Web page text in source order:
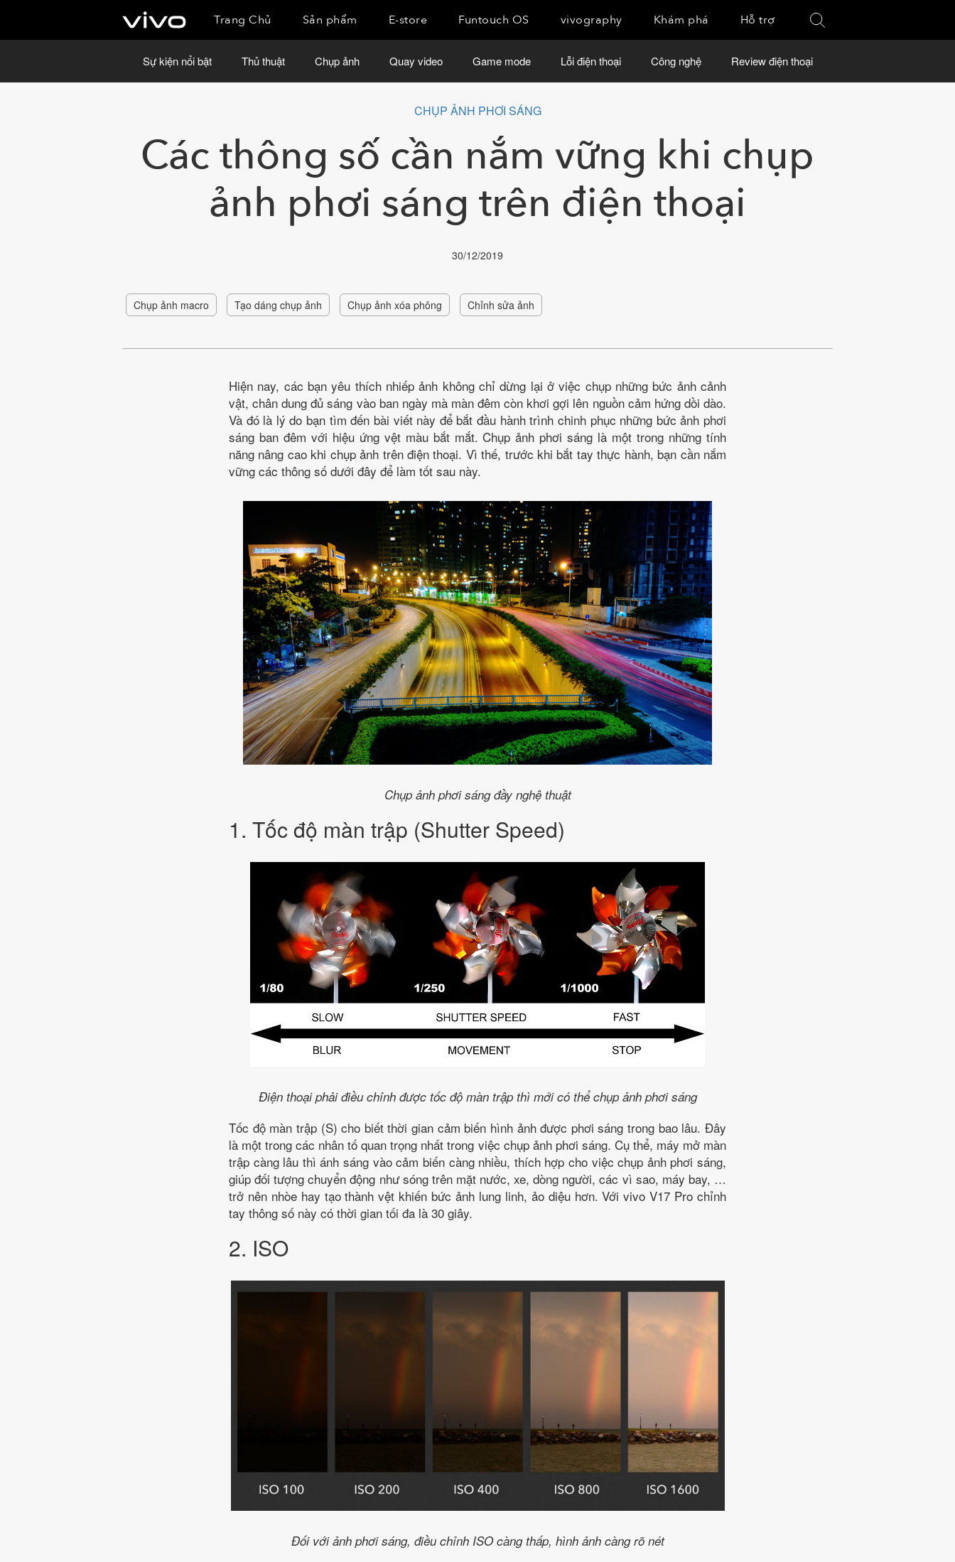
Trang Chủ Sản phẩm E-store Funtouch OS vivography Khám phá Hỗ trợ
Sự kiện nổi bật Thủ thuật Chụp ảnh Quay video Game mode Lỗi điện thoại Công nghệ Review điện thoại
CHỤP ẢNH PHƠI SÁNG
Các thông số cần nắm vững khi chụp
ảnh phơi sáng trên điện thoại
30/12/2019
Chụp ảnh macro Tạo dáng chụp ảnh Chụp ảnh xóa phông Chỉnh sửa ảnh
Hiện nay, các bạn yêu thích nhiếp ảnh không chỉ dừng lại ở việc chụp những bức ảnh cảnh
vật, chân dung đủ sáng vào ban ngày mà màn đêm còn khơi gợi lên nguồn cảm hứng dồi dào.
Và đó là lý do bạn tìm đến bài viết này để bắt đầu hành trình chinh phục những bức ảnh phơi
sáng ban đêm với hiệu ứng vệt màu bắt mắt. Chụp ảnh phơi sáng là một trong những tính
năng nâng cao khi chụp ảnh trên điện thoại. Vì thế, trước khi bắt tay thực hành, bạn cần nắm
vững các thông số dưới đây để làm tốt sau này.
Chụp ảnh phơi sáng đầy nghệ thuật
1. Tốc độ màn trập (Shutter Speed)
Điện thoại phải điều chỉnh được tốc độ màn trập thì mới có thể chụp ảnh phơi sáng
Tốc độ màn trập (S) cho biết thời gian cảm biến hình ảnh được phơi sáng trong bao lâu. Đây
là một trong các nhân tố quan trọng nhất trong việc chụp ảnh phơi sáng. Cụ thể, máy mở màn
trập càng lâu thì ánh sáng vào cảm biến càng nhiều, thích hợp cho việc chụp ảnh phơi sáng,
giúp đối tượng chuyển động như sóng trên mặt nước, xe, dòng người, các vì sao, máy bay, …
trở nên nhòe hay tạo thành vệt khiến bức ảnh lung linh, ảo diệu hơn. Với vivo V17 Pro chỉnh
tay thông số này có thời gian tối đa là 30 giây.
2. ISO
Đối với ảnh phơi sáng, điều chỉnh ISO càng thấp, hình ảnh càng rõ nét